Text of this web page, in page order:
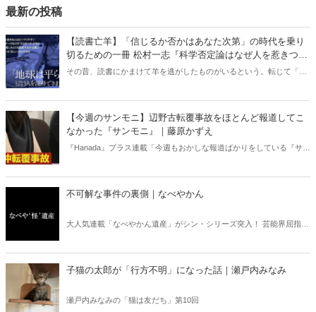
最新の投稿
【読書亡羊】「信じるか否かはあなた次第」の時代を乗り
切るための一冊 松村一志『科学否定論はなぜ人を惹きつけ
るのか』（ちくま新書）｜梶原麻衣子
その昔、読書にかまけて羊を逃がしたものがいるという。転じて「読
ある。元月刊『Hanada』編集部員のライター・梶原がお送りする時事
書評！
【今週のサンモニ】辺野古転覆事故をほとんど報道してこ
なかった『サンモニ』｜藤原かずえ
『Hanada』プラス連載「今週もおかしな報道ばかりをしている『サン
不可解な事件の裏側｜なべやかん
大人気連載「なべやかん遺産」がシン・シリーズ突入！ 芸能界屈指の
信じるか信じないかは、あなた次第！ 芸能ニュース
子猫の太郎が「行方不明」になった話｜瀬戸内みなみ
瀬戸内みなみの「猫は友だち」第10回